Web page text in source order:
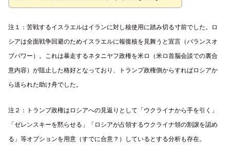
注１：苦戦するイスラエルはイランに対し核使用に踏み切る寸前でした。ロ
シアは全面戦争回避のためイスラエルに報復核を見舞うと宣言（バランスオ
ブパワー）。これは暴走するネタニヤフ政権を米ロ（米ロ首脳会談での裏合
意内容）が阻止した格好となっており、トランプ政権側からすればロシアか
ら送られた助け舟でした。
注２：
トランプ政権はロシアへの見返りとして「ウクライナから手を引く」
「ゼレンスキーを黙らせる」「ロシアが占領するウクライナ領の割譲を認め
る」等オプションを用意（すでに合意？）しているとする分析も存在。